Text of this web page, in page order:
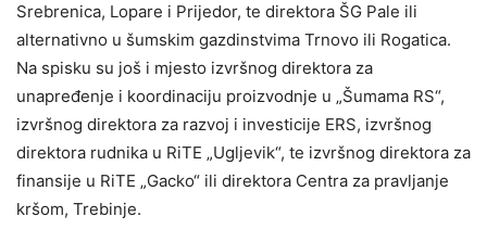
Srebrenica, Lopare i Prijedor, te direktora ŠG Pale ili
alternativno u šumskim gazdinstvima Trnovo ili Rogatica.
Na spisku su još i mjesto izvršnog direktora za
unapređenje i koordinaciju proizvodnje u „Šumama RS“,
izvršnog direktora za razvoj i investicije ERS, izvršnog
direktora rudnika u RiTE „Ugljevik“, te izvršnog direktora za
finansije u RiTE „Gacko“ ili direktora Centra za pravljanje
kršom, Trebinje.